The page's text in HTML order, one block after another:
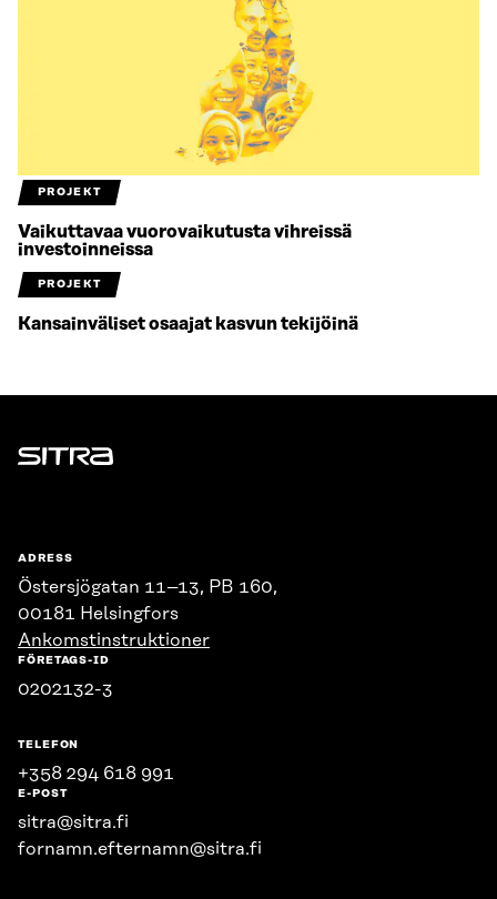
PROJEKT
Vaikuttavaa vuorovaikutusta vihreissä
investoinneissa
PROJEKT
Kansainväliset osaajat kasvun tekijöinä
Sitra
ADRESS
Östersjögatan 11–13, PB 160,
00181 Helsingfors
Ankomstinstruktioner
FÖRETAGS-ID
0202132-3
TELEFON
+358 294 618 991
E-POST
sitra@sitra.fi
fornamn.efternamn@sitra.fi